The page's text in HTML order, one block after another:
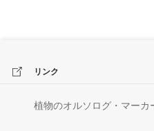
リンク
植物のオルソログ・マーカ